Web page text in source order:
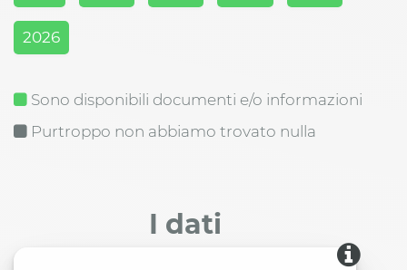
2026
Sono disponibili documenti e/o informazioni
Purtroppo non abbiamo trovato nulla
I dati